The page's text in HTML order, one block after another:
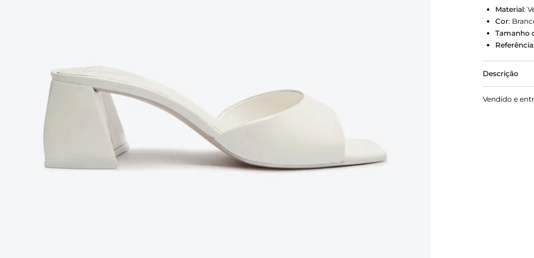
Material:
Cor:
Tamanho
Referência:
Descrição
Prepare-se
blocado!
Vendido e